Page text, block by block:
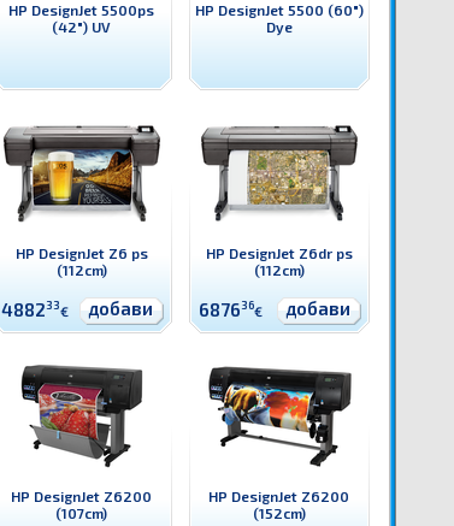
HP DesignJet 5500ps
(42") UV
HP DesignJet 5500 (60")
Dye
HP DesignJet Z6 ps
(112cm)
488233€ добави
HP DesignJet Z6dr ps
(112cm)
687636€ добави
HP DesignJet Z6200
(107cm)
HP DesignJet Z6200
(152cm)